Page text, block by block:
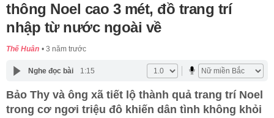
thông Noel cao 3 mét, đồ trang trí
nhập từ nước ngoài về
Thế Huân 3 năm trước
Nghe đọc bài 1:15
Bảo Thy và ông xã tiết lộ thành quả trang trí Noel
trong cơ ngơi triệu đô khiến dân tình không khỏi